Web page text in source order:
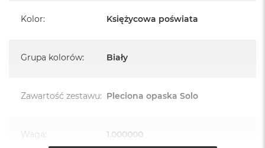
a
o
i
Kolor: Księżycowa poświata
Grupa kolorów: Biały
Zawartość zestawu: Pleciona opaska Solo
Waga: 1.000000